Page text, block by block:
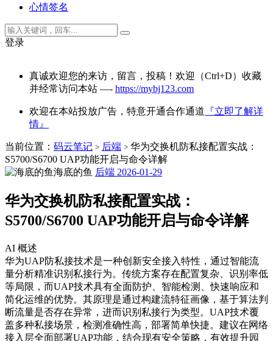
心情签名
登录
真诚欢迎您的来访，留言，投稿！欢迎（Ctrl+D）收藏
并经常访问本站 —- https://mybj123.com
欢迎在本站投放广告，特意开通合作通道 『立即了解详
情』
当前位置： 码云笔记 > 后端 > 华为交换机防私接配置实战：
S5700/S6700 UAP功能开启与命令详解
海底的鱼 后端 2026-01-29
华为交换机防私接配置实战：
S5700/S6700 UAP功能开启与命令详解
AI 概述
华为UAP防私接技术是一种创新安全接入特性，通过智能流
量分析精准识别私接行为。传统方案存在配置复杂、识别率低
等局限，而UAP技术具有全面防护、智能检测、快速响应和
简化运维的优势。其原理是通过构建流特征画像，基于算法判
断流量是否存在异常，进而识别私接行为类型。UAP技术覆
盖多种私接场景，检测准确性高，部署简单快捷。建议在网络
接入层全面部署UAP功能，结合现有安全策略，有效提升园